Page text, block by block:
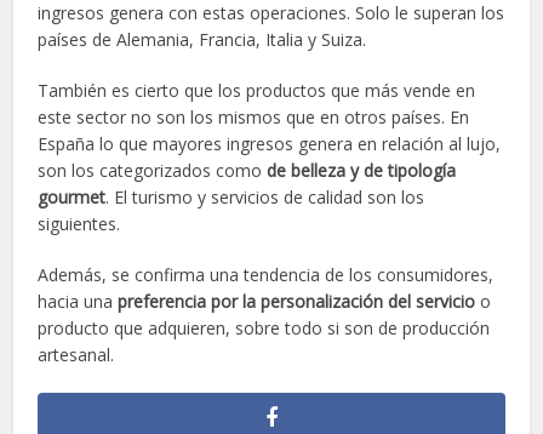
ingresos genera con estas operaciones. Solo le superan los
países de Alemania, Francia, Italia y Suiza.
También es cierto que los productos que más vende en
este sector no son los mismos que en otros países. En
España lo que mayores ingresos genera en relación al lujo,
son los categorizados comode belleza y de tipología
gourmet. El turismo y servicios de calidad son los
siguientes.
Además, se confirma una tendencia de los consumidores,
hacia unapreferencia por la personalización del servicio o
producto que adquieren, sobre todo si son de producción
artesanal.